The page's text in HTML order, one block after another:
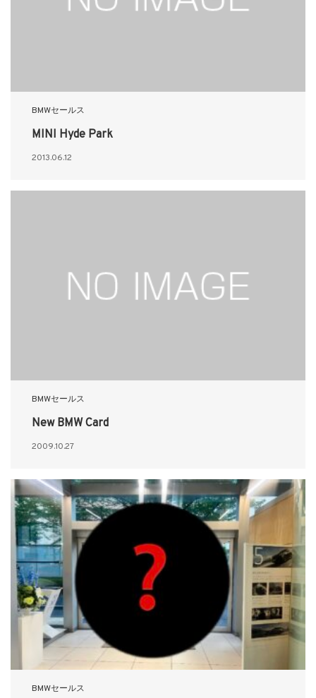
BMWセールス
MINI Hyde Park
2013.06.12
BMWセールス
New BMW Card
2009.10.27
BMWセールス